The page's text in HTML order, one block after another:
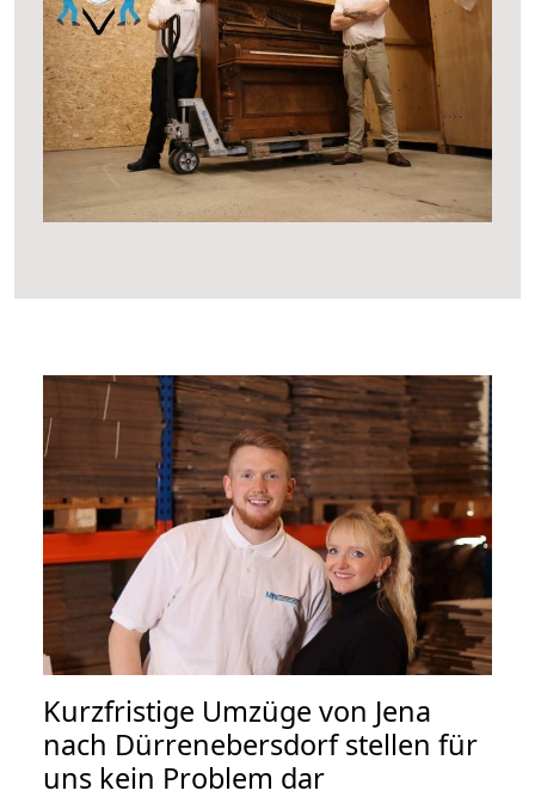
Kurzfristige Umzüge von Jena
nach Dürrenebersdorf stellen für
uns kein Problem dar